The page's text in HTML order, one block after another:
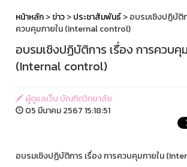
หน้าหลัก>ข่าว>ประชาสัมพันธ์> อบรมเชิงปฏิบัติก
ควบคุมภายใน (Internal control)
อบรมเชิงปฏิบัติการ เรื่อง การควบคุ
(Internal control)
ผู้ดูแลเว็บ บัณฑิตวิทยาลัย
05 มีนาคม 2567 15:18:51
อบรมเชิงปฏิบัติการ เรื่อง การควบคุมภายใน